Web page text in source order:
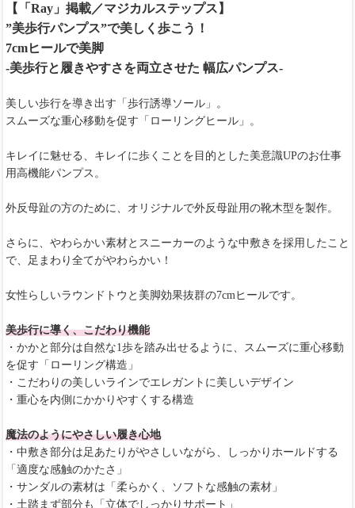
【「Ray」掲載／マジカルステップス】
”美歩行パンプス”で美しく歩こう！
7cmヒールで美脚
-美歩行と履きやすさを両立させた 幅広パンプス-
美しい歩行を導き出す「歩行誘導ソール」。
スムーズな重心移動を促す「ローリングヒール」。
キレイに魅せる、キレイに歩くことを目的とした美意識UPのお仕事
用高機能パンプス。
外反母趾の方のために、オリジナルで外反母趾用の靴木型を製作。
さらに、やわらかい素材とスニーカーのような中敷きを採用したこと
で、足まわり全てがやわらかい！
女性らしいラウンドトウと美脚効果抜群の7cmヒールです。
美歩行に導く、こだわり機能
・かかと部分は自然な1歩を踏み出せるように、スムーズに重心移動
を促す「ローリング構造」
・こだわりの美しいラインでエレガントに美しいデザイン
・重心を内側にかかりやすくする構造
魔法のようにやさしい履き心地
・中敷き部分は足あたりがやさしいながら、しっかりホールドする
「適度な感触のかたさ」
・サンダルの素材は「柔らかく、ソフトな感触の素材」
・土踏まず部分も「立体でしっかりサポート」